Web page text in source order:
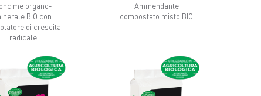
organo-
BIO con
di crescita
radicale
Ammendante
compostato misto BIO